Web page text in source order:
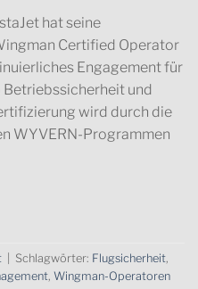
hat seine
Certified Operator
Engagement für
und
wird durch die
WYVERN-Programmen
Schlagwörter: Flugsicherheit,
, Wingman-Operatoren